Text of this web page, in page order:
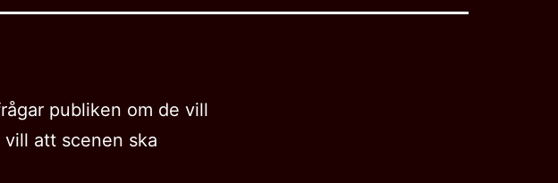
publiken om de vill
att scenen ska